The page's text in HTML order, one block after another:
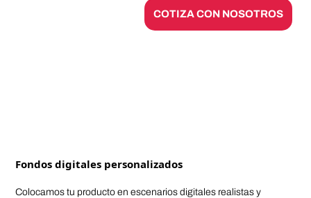
COTIZA CON NOSOTROS
Fondos digitales personalizados
Colocamos tu producto en escenarios digitales realistas y